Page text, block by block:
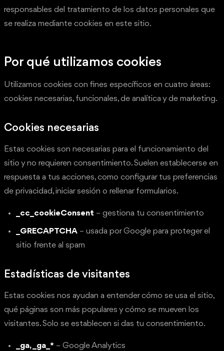
responsables del tratamiento de los datos personales que
se realiza mediante cookies en este sitio.
Por qué utilizamos cookies
Utilizamos cookies con fines específicos en cuatro áreas:
cookies necesarias, funcionales, de analítica y de marketing.
Cookies necesarias
Estas cookies son necesarias para el funcionamiento del
sitio y no requieren consentimiento. Suelen establecerse en
respuesta a tus acciones, como configurar tus preferencias
de privacidad, iniciar sesión o rellenar formularios.
_cc_cookieConsent – gestiona tu consentimiento
_GRECAPTCHA – usada por Google para proteger el
sitio frente al spam
Estadísticas de visitantes
Estas cookies nos ayudan a entender cómo se usa el sitio,
qué páginas son más populares y cómo se mueven los
visitantes. Solo se establecen si das tu consentimiento.
_ga, _ga_* – Google Analytics